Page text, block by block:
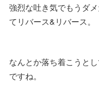
強烈な吐き気でもうダ
てリバース&リバース。
なんとか落ち着こうと
ですね。